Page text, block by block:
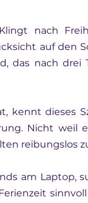
nach
auf den
das nach drei
kennt dieses
Nicht weil
reibungslos
am Laptop,